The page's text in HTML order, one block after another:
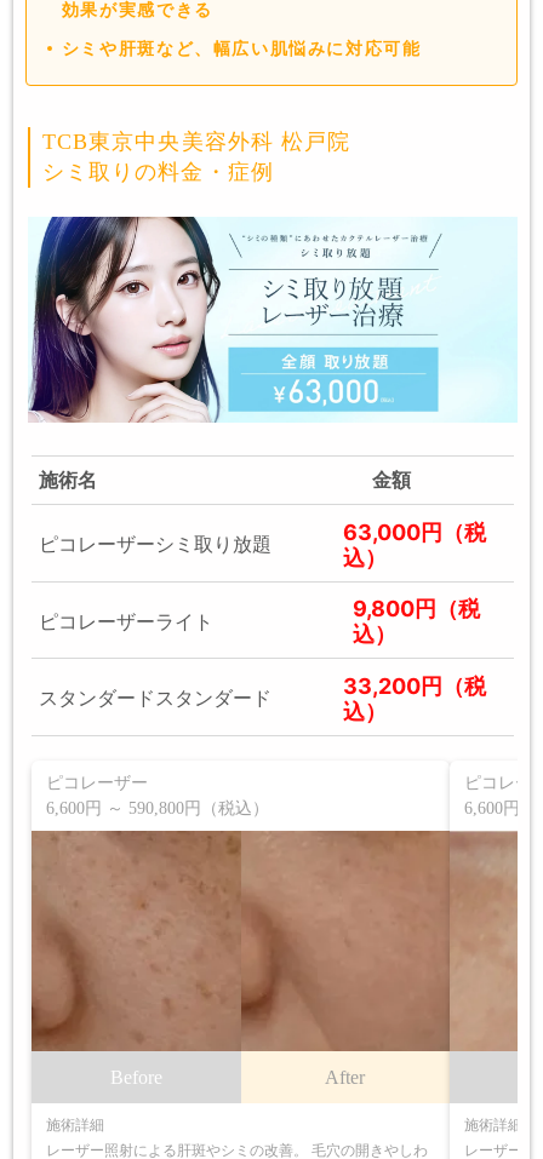
効果が実感できる
シミや肝斑など、幅広い肌悩みに対応可能
TCB東京中央美容外科 松戸院
シミ取りの料金・症例
施術名 金額
ピコレーザーシミ取り放題
63,000円（税
込）
ピコレーザーライト
9,800円（税
込）
スタンダードスタンダード
33,200円（税
込）
ピコレーザー
6,600円 ～ 590,800円（税込）
Before After
施術詳細
レーザー照射による肝斑やシミの改善。 毛穴の開きやしわ
ピコレー
6,600円
施術詳細
レーザー照